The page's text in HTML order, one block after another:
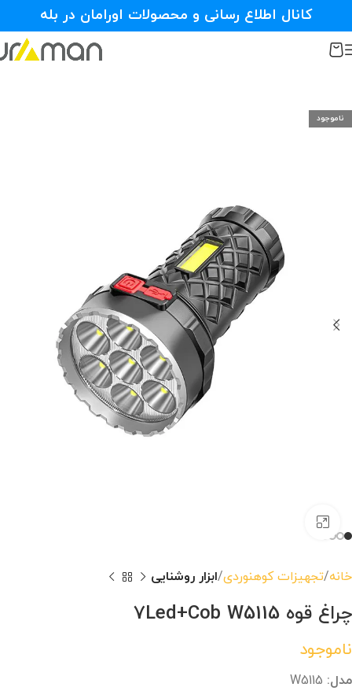
ناموجود
خانه تجهیزات کوهنوردی ابزار روشنایی
چراغ قوه 7Led+Cob W5115
ناموجود
مدل:
کانال اطلاع رسانی و محصولات اورامان در بله